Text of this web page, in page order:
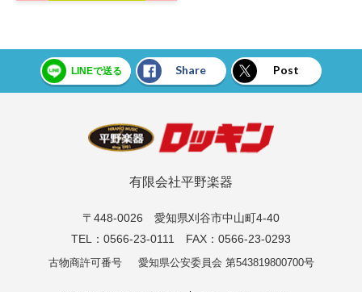
LINEで送る Share Post
有限会社平野楽器
〒448-0026 愛知県刈谷市中山町4-40
TEL：0566-23-0111 FAX：0566-23-0293
古物商許可番号 愛知県公安委員会 第543819800700号